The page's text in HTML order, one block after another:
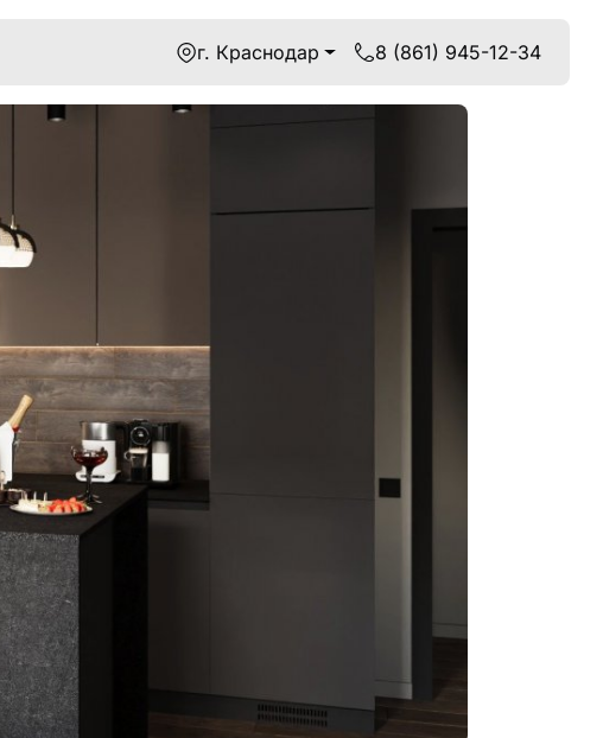
г. Краснодар 8 (861) 945-12-34